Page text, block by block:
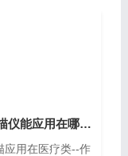
设计师思路和三
三维扫描​仪能应用在哪些领域？
应用在医疗类--作